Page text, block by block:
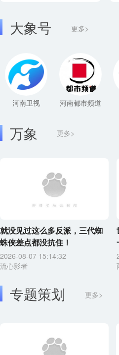
大象号 更多>
河南卫视 河南都市频道
更多>
万象
就没见过这么多反派，三代蜘
蛛侠差点都没抗住！
2026-08-07 15:14:32
流心影者
专题策划 更多>